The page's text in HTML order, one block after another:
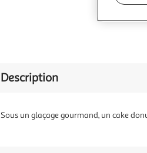
Description
Sous un glaçage gourmand, un cake